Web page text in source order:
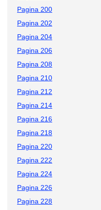
Pagina 200
Pagina 202
Pagina 204
Pagina 206
Pagina 208
Pagina 210
Pagina 212
Pagina 214
Pagina 216
Pagina 218
Pagina 220
Pagina 222
Pagina 224
Pagina 226
Pagina 228